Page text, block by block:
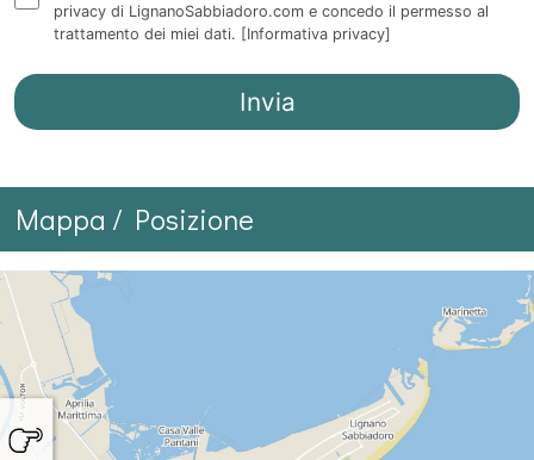
privacy di LignanoSabbiadoro.com e concedo il permesso al
trattamento dei miei dati. [Informativa privacy]
Mappa / Posizione